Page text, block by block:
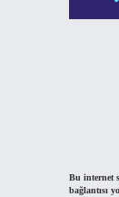
Bu internet
bağlantısı